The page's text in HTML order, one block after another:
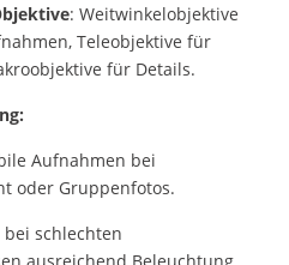
: Weitwinkelobjektive
Teleobjektive für
für Details.
Aufnahmen bei
oder Gruppenfotos.
bei schlechten
ausreichend Beleuchtung